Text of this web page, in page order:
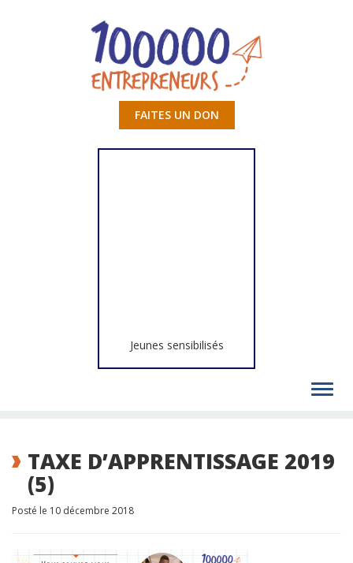
FAITES UN DON
Jeunes sensibilisés
TAXE D’APPRENTISSAGE 2019
(5)
Posté le 10 décembre 2018